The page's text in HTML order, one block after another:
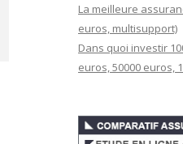
La meilleure
euros, multisupport)
Dans quoi investir
euros, 50000 euros,